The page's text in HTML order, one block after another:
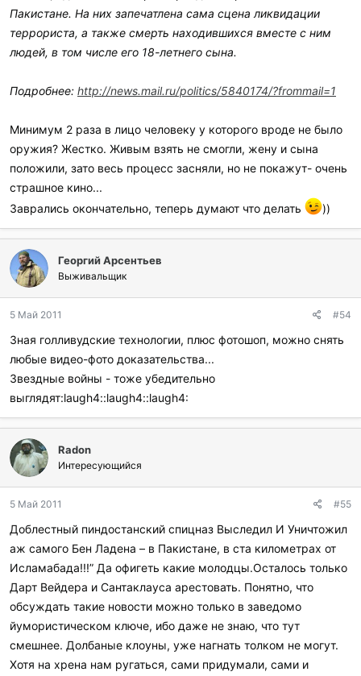
Пакистане. На них запечатлена сама сцена ликвидации
террориста, а также смерть находившихся вместе с ним
людей, в том числе его 18-летнего сына.
Подробнее: http://news.mail.ru/politics/5840174/?frommail=1
Минимум 2 раза в лицо человеку у которого вроде не было
оружия? Жестко. Живым взять не смогли, жену и сына
положили, зато весь процесс засняли, но не покажут- очень
страшное кино...
Заврались окончательно, теперь думают что делать
))
Георгий Арсентьев
Выживальщик
5 Май 2011 #54
Зная голливудские технологии, плюс фотошоп, можно снять
любые видео-фото доказательства...
Звездные войны - тоже убедительно
выглядят:laugh4::laugh4::laugh4:
Radon
Интересующийся
5 Май 2011 #55
Доблестный пиндостанский спицназ Выследил И Уничтожил
аж самого Бен Ладена – в Пакистане, в ста километрах от
Исламабада!!!” Да офигеть какие молодцы.Осталось только
Дарт Вейдера и Сантаклауса арестовать. Понятно, что
обсуждать такие новости можно только в заведомо
йумористическом ключе, ибо даже не знаю, что тут
смешнее. Долбаные клоуны, уже нагнать толком не могут.
Хотя на хрена нам ругаться, сами придумали, сами и